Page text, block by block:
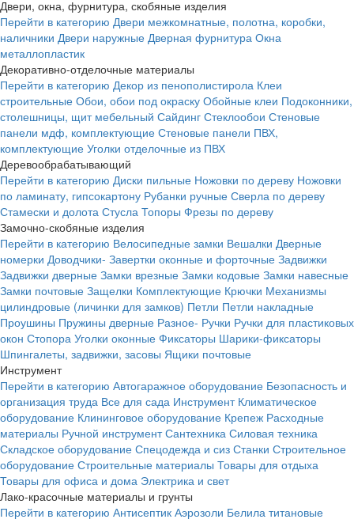
Двери, окна, фурнитура, скобяные изделия
Перейти в категорию Двери межкомнатные, полотна, коробки,
наличники Двери наружные Дверная фурнитура Окна
металлопластик
Декоративно-отделочные материалы
Перейти в категорию Декор из пенополистирола Клеи
строительные Обои, обои под окраску Обойные клеи Подоконники,
столешницы, щит мебельный Сайдинг Стеклообои Стеновые
панели мдф, комплектующие Стеновые панели ПВХ,
комплектующие Уголки отделочные из ПВХ
Деревообрабатывающий
Перейти в категорию Диски пильные Ножовки по дереву Ножовки
по ламинату, гипсокартону Рубанки ручные Сверла по дереву
Стамески и долота Стусла Топоры Фрезы по дереву
Замочно-скобяные изделия
Перейти в категорию Велосипедные замки Вешалки Дверные
номерки Доводчики- Завертки оконные и форточные Задвижки
Задвижки дверные Замки врезные Замки кодовые Замки навесные
Замки почтовые Защелки Комплектующие Крючки Механизмы
цилиндровые (личинки для замков) Петли Петли накладные
Проушины Пружины дверные Разное- Ручки Ручки для пластиковых
окон Стопора Уголки оконные Фиксаторы Шарики-фиксаторы
Шпингалеты, задвижки, засовы Ящики почтовые
Инструмент
Перейти в категорию Автогаражное оборудование Безопасность и
организация труда Все для сада Инструмент Климатическое
оборудование Клининговое оборудование Крепеж Расходные
материалы Ручной инструмент Сантехника Силовая техника
Складское оборудование Спецодежда и сиз Станки Строительное
оборудование Строительные материалы Товары для отдыха
Товары для офиса и дома Электрика и свет
Лако-красочные материалы и грунты
Перейти в категорию Антисептик Аэрозоли Белила титановые